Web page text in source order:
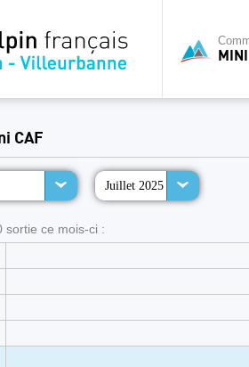
CAF
Juillet 2025
sortie ce mois-ci :